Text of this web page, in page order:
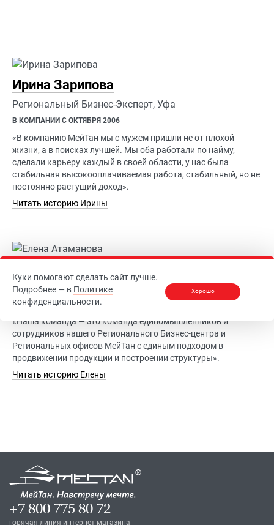
Ирина Зарипова
Региональный Бизнес-Эксперт, Уфа
В КОМПАНИИ С ОКТЯБРЯ 2006
«В компанию МейТан мы с мужем пришли не от плохой
жизни, а в поисках лучшей. Мы оба работали по найму,
сделали карьеру каждый в своей области, у нас была
стабильная высокооплачиваемая работа, стабильный, но не
постоянно растущий доход».
Читать историю Ирины
Региональный Бизнес-Эксперт, Новокузнецк
В КОМПАНИИ С ЯНВАРЯ 2004
«Наша команда — это команда единомышленников и
сотрудников нашего Регионального Бизнес-центра и
Региональных офисов МейТан с единым подходом в
продвижении продукции и построении структуры».
Читать историю Елены
+7 800 775 80 72
горячая линия интернет-магазина
Куки помогают сделать сайт лучше.
Подробнее — в Политике
конфиденциальности.
Хорошо